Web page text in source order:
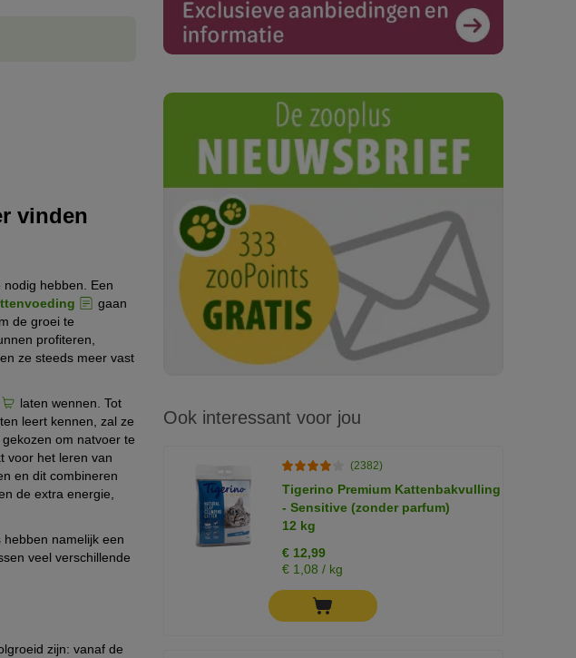
vinden
hebben. Een
gaan
de groei te
profiteren,
ze steeds meer vast
laten wennen. Tot
leert kennen, zal ze
om natvoer te
voor het leren van
en dit combineren
de extra energie,
namelijk een
veel verschillende
zijn: vanaf de
Ook interessant voor jou
(2382)
Tigerino Premium Kattenbakvulling
- Sensitive (zonder parfum)
12 kg
€ 12,99
€ 1,08 / kg